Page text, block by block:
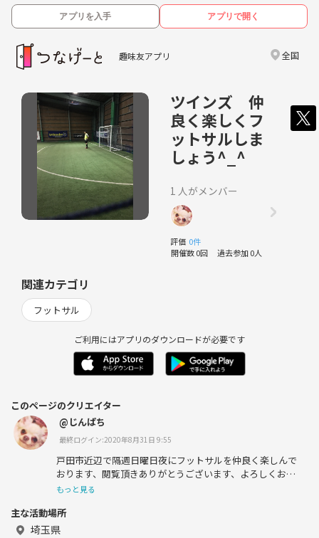
アプリを入手 アプリで開く
趣味友アプリ 全国
ツインズ 仲
良く楽しくフ
ットサルしま
しょう^_^
1 人がメンバー
評価 0件
開催数 0回 過去参加 0人
関連カテゴリ
フットサル
ご利用にはアプリのダウンロードが必要です
このページのクリエイター
@じんぱち
最終ログイン:2020年8月31日 9:55
戸田市近辺で隔週日曜日夜にフットサルを仲良く楽しんで
おります、閲覧頂きありがとうございます、よろしくお願
い致します^_^
もっと見る
主な活動場所
埼玉県